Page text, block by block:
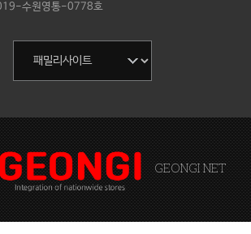
수원영통-0778호
GEONGI NET